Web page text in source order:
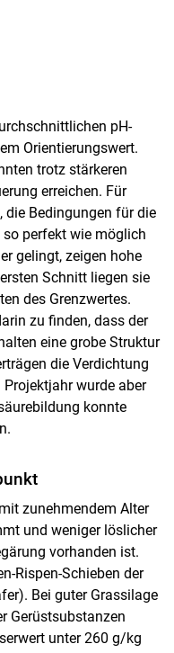
pH-
Orientierungswert.
trotz stärkeren
erreichen. Für
Bedingungen für die
perfekt wie möglich
gelingt, zeigen hohe
Schnitt liegen sie
des Grenzwertes.
zu finden, dass der
eine grobe Struktur
die Verdichtung
wurde aber
konnte
zunehmendem Alter
und weniger löslicher
vorhanden ist.
Rispen-Schieben der
Bei guter Grassilage
Gerüstsubstanzen
unter 260 g/​kg